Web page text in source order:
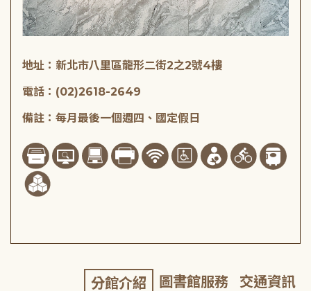
地址：新北市八里區龍形二街2之2號4樓
電話：(02)2618-2649
備註：每月最後一個週四、國定假日
分館介紹 圖書館服務 交通資訊